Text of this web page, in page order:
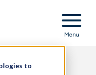
to
Menu